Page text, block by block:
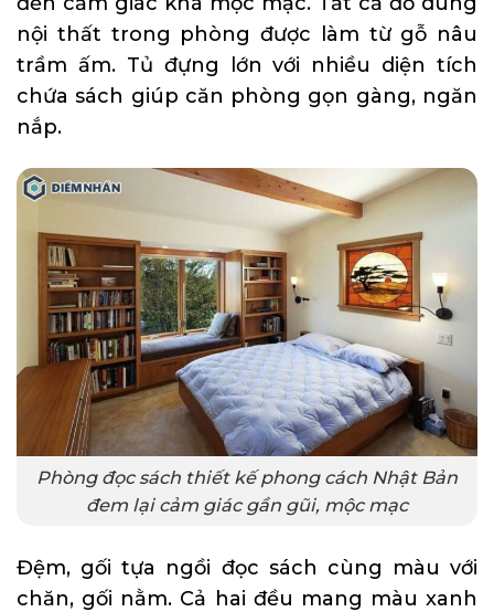
nội thất trong phòng được làm từ gỗ nâu
trầm ấm. Tủ đựng lớn với nhiều diện tích
chứa sách giúp căn phòng gọn gàng, ngăn
nắp.
Phòng đọc sách thiết kế phong cách Nhật Bản
đem lại cảm giác gần gũi, mộc mạc
Đệm, gối tựa ngồi đọc sách cùng màu với
chăn, gối nằm. Cả hai đều mang màu xanh